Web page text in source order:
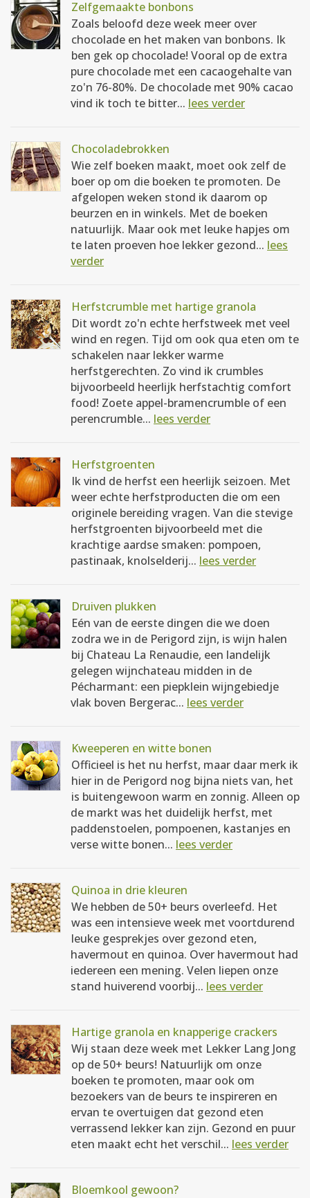
Zelfgemaakte bonbons
Zoals beloofd deze week meer over
chocolade en het maken van bonbons. Ik
ben gek op chocolade! Vooral op de extra
pure chocolade met een cacaogehalte van
zo'n 76-80%. De chocolade met 90% cacao
vind ik toch te bitter... lees verder
Chocoladebrokken
Wie zelf boeken maakt, moet ook zelf de
boer op om die boeken te promoten. De
afgelopen weken stond ik daarom op
beurzen en in winkels. Met de boeken
natuurlijk. Maar ook met leuke hapjes om
te laten proeven hoe lekker gezond... lees
verder
Herfstcrumble met hartige granola
Dit wordt zo'n echte herfstweek met veel
wind en regen. Tijd om ook qua eten om te
schakelen naar lekker warme
herfstgerechten. Zo vind ik crumbles
bijvoorbeeld heerlijk herfstachtig comfort
food! Zoete appel-bramencrumble of een
perencrumble... lees verder
Herfstgroenten
Ik vind de herfst een heerlijk seizoen. Met
weer echte herfstproducten die om een
originele bereiding vragen. Van die stevige
herfstgroenten bijvoorbeeld met die
krachtige aardse smaken: pompoen,
pastinaak, knolselderij... lees verder
Druiven plukken
Eén van de eerste dingen die we doen
zodra we in de Perigord zijn, is wijn halen
bij Chateau La Renaudie, een landelijk
gelegen wijnchateau midden in de
Pécharmant: een piepklein wijngebiedje
vlak boven Bergerac... lees verder
Kweeperen en witte bonen
Officieel is het nu herfst, maar daar merk ik
hier in de Perigord nog bijna niets van, het
is buitengewoon warm en zonnig. Alleen op
de markt was het duidelijk herfst, met
paddenstoelen, pompoenen, kastanjes en
verse witte bonen... lees verder
Quinoa in drie kleuren
We hebben de 50+ beurs overleefd. Het
was een intensieve week met voortdurend
leuke gesprekjes over gezond eten,
havermout en quinoa. Over havermout had
iedereen een mening. Velen liepen onze
stand huiverend voorbij... lees verder
Hartige granola en knapperige crackers
Wij staan deze week met Lekker Lang Jong
op de 50+ beurs! Natuurlijk om onze
boeken te promoten, maar ook om
bezoekers van de beurs te inspireren en
ervan te overtuigen dat gezond eten
verrassend lekker kan zijn. Gezond en puur
eten maakt echt het verschil... lees verder
Bloemkool gewoon?